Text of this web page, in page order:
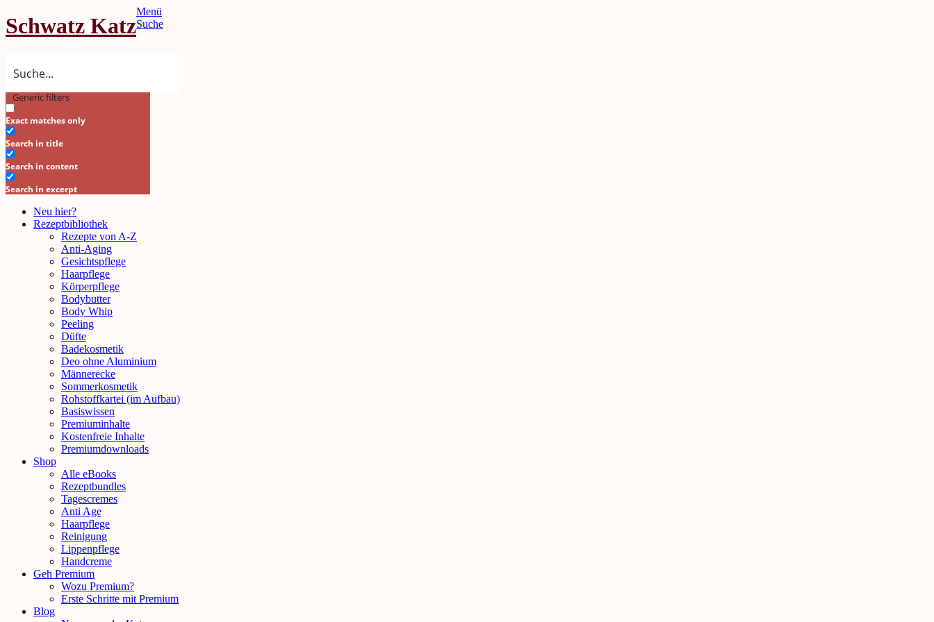
Schwatz Katz
Menü
Suche
Generic filters
Exact matches only
Search in title
Search in content
Search in excerpt
Neu hier?
Rezeptbibliothek
Rezepte von A-Z
Anti-Aging
Gesichtspflege
Haarpflege
Körperpflege
Bodybutter
Body Whip
Peeling
Düfte
Badekosmetik
Deo ohne Aluminium
Männerecke
Sommerkosmetik
Rohstoffkartei (im Aufbau)
Basiswissen
Premiuminhalte
Kostenfreie Inhalte
Premiumdownloads
Shop
Alle eBooks
Rezeptbundles
Tagescremes
Anti Age
Haarpflege
Reinigung
Lippenpflege
Handcreme
Geh Premium
Wozu Premium?
Erste Schritte mit Premium
Blog